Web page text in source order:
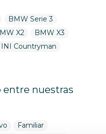
BMW Serie 3
X2
BMW X3
Countryman
entre nuestras
Familiar